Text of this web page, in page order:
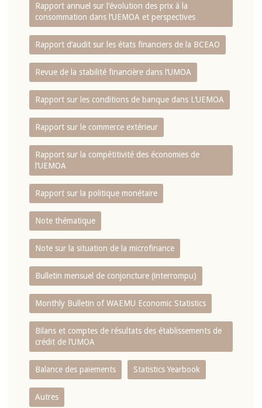
Rapport annuel sur l‘évolution des prix à la
consommation dans l‘UEMOA et perspectives
Rapport d‘audit sur les états financiers de la BCEAO
Revue de la stabilité financière dans l‘UMOA
Rapport sur les conditions de banque dans L‘UEMOA
Rapport sur le commerce extérieur
Rapport sur la compétitivité des économies de
l‘UEMOA
Rapport sur la politique monétaire
Note thématique
Note sur la situation de la microfinance
Bulletin mensuel de conjoncture (interrompu)
Monthly Bulletin of WAEMU Economic Statistics
Bilans et comptes de résultats des établissements de
crédit de l‘UMOA
Balance des paiements Statistics Yearbook
Autres